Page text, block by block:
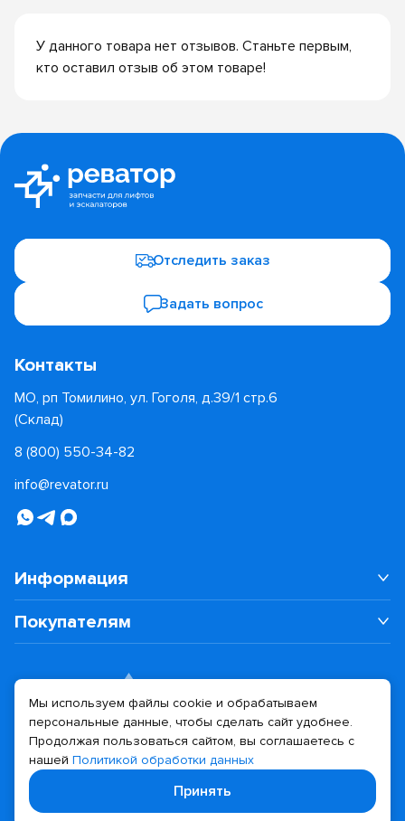
У данного товара нет отзывов. Станьте первым,
кто оставил отзыв об этом товаре!
Отследить заказ
Задать вопрос
Контакты
МО, рп Томилино, ул. Гоголя, д.39/1 стр.6
(Склад)
8 (800) 550-34-82
info@revator.ru
Информация
Покупателям
Политика конфиденциальности
Дизайн сайта Разработка сайта
Мы используем файлы cookie и обрабатываем
персональные данные, чтобы сделать сайт удобнее.
Продолжая пользоваться сайтом, вы соглашаетесь с
нашей Политикой обработки данных
Принять